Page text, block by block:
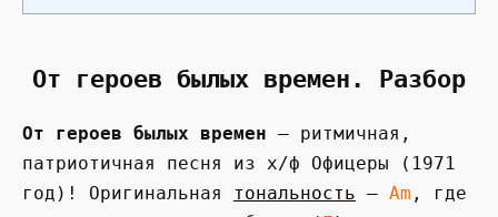
От героев былых времен. Разбор
От героев былых времен — ритмичная,
патриотичная песня из х/ф Офицеры (1971
год)! Оригинальная тональность — Am , где